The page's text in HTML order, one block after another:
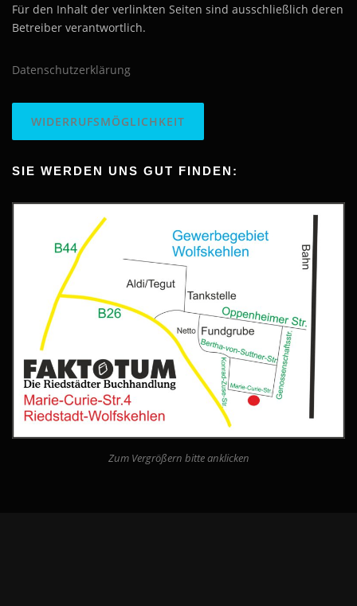
Für den Inhalt der verlinkten Seiten sind ausschließlich deren
Betreiber verantwortlich.
Datenschutzerklärung
WIDERRUFSMÖGLICHKEIT
SIE WERDEN UNS GUT FINDEN:
Zum Vergrößern bitte anklicken